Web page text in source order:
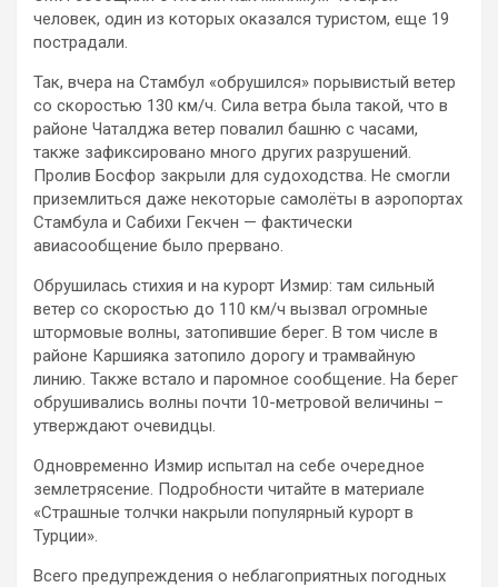
человек, один из которых оказался туристом, еще 19
пострадали.
Так, вчера на Стамбул «обрушился» порывистый ветер
со скоростью 130 км/ч. Сила ветра была такой, что в
районе Чаталджа ветер повалил башню с часами,
также зафиксировано много других разрушений.
Пролив Босфор закрыли для судоходства. Не смогли
приземлиться даже некоторые самолёты в аэропортах
Стамбула и Сабихи Гекчен — фактически
авиасообщение было прервано.
Обрушилась стихия и на курорт Измир: там сильный
ветер со скоростью до 110 км/ч вызвал огромные
штормовые волны, затопившие берег. В том числе в
районе Каршияка затопило дорогу и трамвайную
линию. Также встало и паромное сообщение. На берег
обрушивались волны почти 10-метровой величины –
утверждают очевидцы.
Одновременно Измир испытал на себе очередное
землетрясение. Подробности читайте в материале
«Страшные толчки накрыли популярный курорт в
Турции».
Всего предупреждения о неблагоприятных погодных